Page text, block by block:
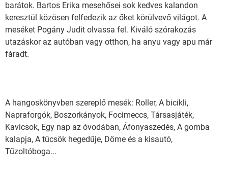
barátok. Bartos Erika mesehősei sok kedves kalandon
keresztül közösen felfedezik az őket körülvevő világot. A
meséket Pogány Judit olvassa fel. Kiváló szórakozás
utazáskor az autóban vagy otthon, ha anyu vagy apu már
fáradt.
A hangoskönyvben szereplő mesék: Roller, A bicikli,
Napraforgók, Boszorkányok, Focimeccs, Társasjáték,
Kavicsok, Egy nap az óvodában, Áfonyaszedés, A gomba
kalapja, A tücsök hegedűje, Döme és a kisautó,
Tűzoltóboga...